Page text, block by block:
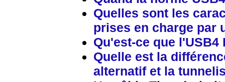
Quelles sont les
prises en charge par
Qu'est-ce que l'USB4
Quelle est la
alternatif et la